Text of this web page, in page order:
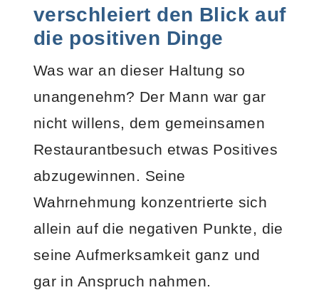
verschleiert den Blick auf
die positiven Dinge
Was war an dieser Haltung so
unangenehm? Der Mann war gar
nicht willens, dem gemeinsamen
Restaurantbesuch etwas Positives
abzugewinnen. Seine
Wahrnehmung konzentrierte sich
allein auf die negativen Punkte, die
seine Aufmerksamkeit ganz und
gar in Anspruch nahmen.